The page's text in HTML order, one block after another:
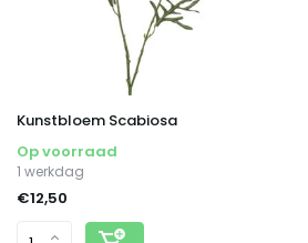
Kunstbloem Scabiosa
Op voorraad
1 werkdag
€12,50